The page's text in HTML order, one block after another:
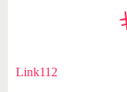
Link112